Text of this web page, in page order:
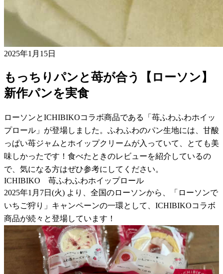
2025年1月15日
もっちりパンと苺が合う【ローソン】
新作パンを実食
ローソンとICHIBIKOコラボ商品である「苺ふわふわホイッ
プロール」が登場しました。ふわふわのパン生地には、甘酸
っぱい苺ジャムとホイップクリームが入っていて、とても美
味しかったです！食べたときのレビューを紹介しているの
で、気になる方はぜひ参考にしてください。
ICHIBIKO 苺ふわふわホイップロール
2025年1月7日(火) より、全国のローソンから、「ローソンで
いちご狩り」キャンペーンの一環として、ICHIBIKOコラボ
商品が続々と登場しています！